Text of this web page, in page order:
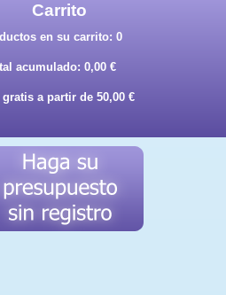
Carrito
en su carrito: 0
acumulado: 0,00 €
gratis a partir de 50,00 €